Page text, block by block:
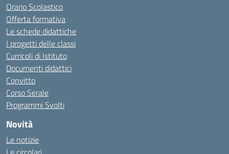
Orario Scolastico
Offerta formativa
Le schede didattiche
I progetti delle classi
Curricoli di Istituto
Documenti didattici
Convitto
Corso Serale
Programmi Svolti
Novità
Le notizie